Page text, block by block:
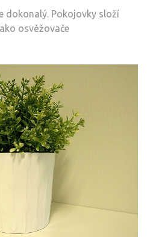
dokonalý. Pokojovky složí
osvěžovače